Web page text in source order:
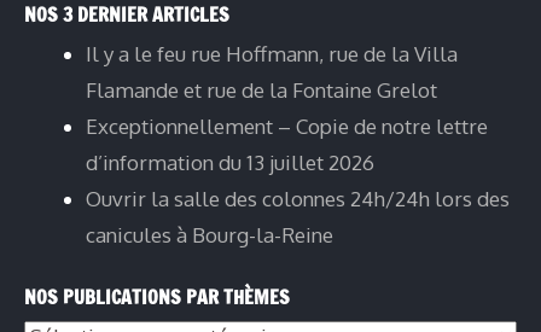
NOS 3 DERNIER ARTICLES
Il y a le feu rue Hoffmann, rue de la Villa
Flamande et rue de la Fontaine Grelot
Exceptionnellement – Copie de notre lettre
d’information du 13 juillet 2026
Ouvrir la salle des colonnes 24h/24h lors des
canicules à Bourg-la-Reine
NOS PUBLICATIONS PAR THÈMES